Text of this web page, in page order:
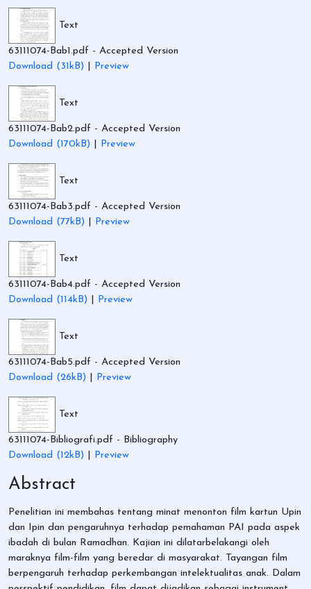
Text
63111074-Bab1.pdf - Accepted Version
Download (31kB)
Preview
Text
63111074-Bab2.pdf - Accepted Version
Download (170kB)
Preview
Text
63111074-Bab3.pdf - Accepted Version
Download (77kB)
Preview
Text
63111074-Bab4.pdf - Accepted Version
Download (114kB)
Preview
Text
63111074-Bab5.pdf - Accepted Version
Download (26kB)
Preview
Text
63111074-Bibliografi.pdf - Bibliography
Download (12kB)
Preview
Abstract
Penelitian ini membahas tentang minat menonton film kartun Upin
dan Ipin dan pengaruhnya terhadap pemahaman PAI pada aspek
ibadah di bulan Ramadhan. Kajian ini dilatarbelakangi oleh
maraknya film-film yang beredar di masyarakat. Tayangan film
berpengaruh terhadap perkembangan intelektualitas anak. Dalam